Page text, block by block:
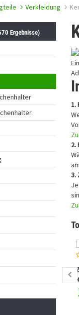
Verkleidung
Ergebnisse)
1.
2.
3.